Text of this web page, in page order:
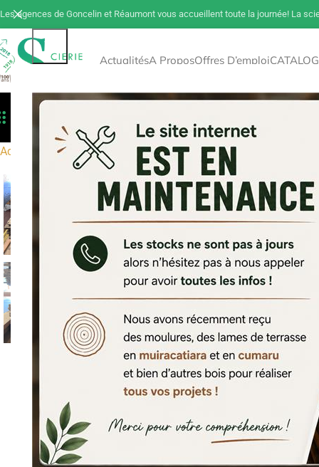
ActualitésA ProposOffres D’emploi
Accueil Déstockage Dalles OSB 3 – 12 mm – 2500 X 675 –
Agrandir
Les agences de Goncelin et Réaumont vous accueillent toute la journée! La